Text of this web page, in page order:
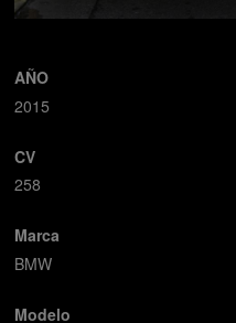
AÑO
2015
CV
258
Marca
BMW
Modelo